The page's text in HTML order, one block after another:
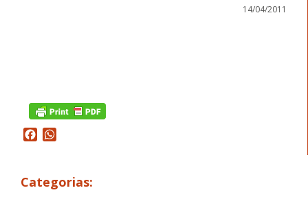
14/04/2011
Facebook
Categorias: